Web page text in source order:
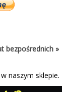
bezpośrednich »
naszym sklepie.